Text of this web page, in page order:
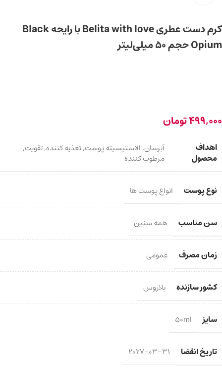
کرم دست عطری Belita with love با رایحه Black
Opium حجم 50 میلی‌لیتر
499,000تومان
اهداف
محصول
آبرسان,الاستیسیته پوست,تغذیه کننده,تقویت,
مرطوب کننده
نوع پوست انواع پوست ها
سن مناسب همه سنین
زمان مصرف عمومی
کشور سازنده بلاروس
سایز 50ml
تاریخ انقضا 2027-03-31